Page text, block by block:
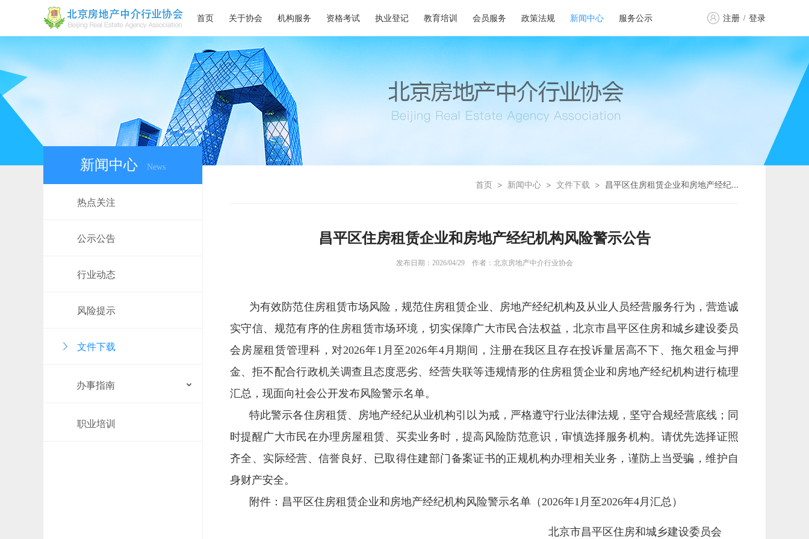
首页 关于协会 机构服务 资格考试 执业登记 教育培训 会员服务 政策法规 新闻中心 服务公示 注册 / 登录
新闻中心 News
热点关注
公示公告
行业动态
风险提示
文件下载
办事指南
职业培训
首页 > 新闻中心 > 文件下载 > 昌平区住房租赁企业和房地产经纪...
昌平区住房租赁企业和房地产经纪机构风险警示公告
发布日期：2026/04/29 作者：北京房地产中介行业协会
为有效防范住房租赁市场风险，规范住房租赁企业、房地产经纪机构及从业人员经营服务行为，营造诚
实守信、规范有序的住房租赁市场环境，切实保障广大市民合法权益，北京市昌平区住房和城乡建设委员
会房屋租赁管理科，对2026年1月至2026年4月期间，注册在我区且存在投诉量居高不下、拖欠租金与押
金、拒不配合行政机关调查且态度恶劣、经营失联等违规情形的住房租赁企业和房地产经纪机构进行梳理
汇总，现面向社会公开发布风险警示名单。
特此警示各住房租赁、房地产经纪从业机构引以为戒，严格遵守行业法律法规，坚守合规经营底线；同
时提醒广大市民在办理房屋租赁、买卖业务时，提高风险防范意识，审慎选择服务机构。请优先选择证照
齐全、实际经营、信誉良好、已取得住建部门备案证书的正规机构办理相关业务，谨防上当受骗，维护自
身财产安全。
附件：昌平区住房租赁企业和房地产经纪机构风险警示名单（2026年1月至2026年4月汇总）
北京市昌平区住房和城乡建设委员会